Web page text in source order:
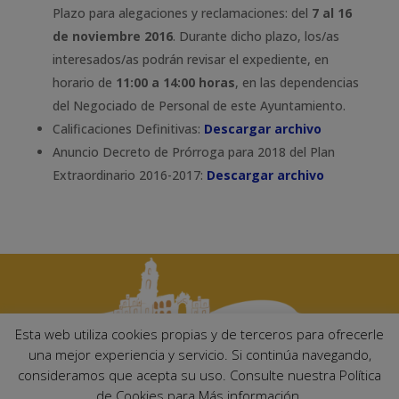
Plazo para alegaciones y reclamaciones: del 7 al 16
de noviembre 2016. Durante dicho plazo, los/as
interesados/as podrán revisar el expediente, en
horario de 11:00 a 14:00 horas, en las dependencias
del Negociado de Personal de este Ayuntamiento.
Calificaciones Definitivas: Descargar archivo
Anuncio Decreto de Prórroga para 2018 del Plan
Extraordinario 2016-2017: Descargar archivo
Ayuntamiento de Palma del Río. Plaza Mayor de Andalucía, 1 C.P:
Esta web utiliza cookies propias y de terceros para ofrecerle
una mejor experiencia y servicio. Si continúa navegando,
consideramos que acepta su uso. Consulte nuestra Política
de Cookies para Más información.